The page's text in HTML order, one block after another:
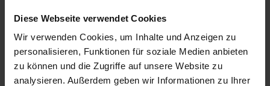
Diese Webseite verwendet Cookies
Wir verwenden Cookies, um Inhalte und Anzeigen zu
personalisieren, Funktionen für soziale Medien anbieten
zu können und die Zugriffe auf unsere Website zu
analysieren. Außerdem geben wir Informationen zu Ihrer
Ich akzeptiere dieNutzungsbedingungen
erkläre mich mit der Speicherung und Verwendung meiner
personenbezogenen Daten im Rahmen der
Datenschutzerklärungeinverstanden.*
Dieses Feld ist ein Pflichtfeld.
Senden